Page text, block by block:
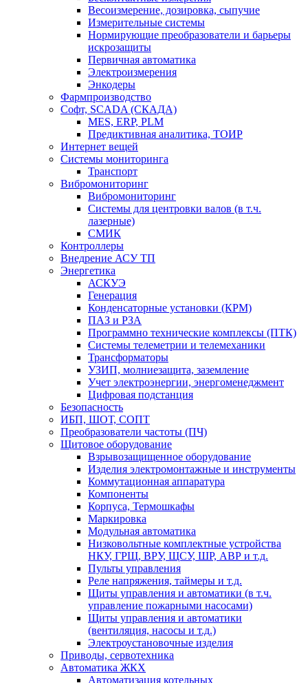
Весоизмерение, дозировка, сыпучие
Измерительные системы
Нормирующие преобразователи и барьеры
искрозащиты
Первичная автоматика
Электроизмерения
Энкодеры
Фармпроизводство
Софт, SCADA (СКАДА)
MES, ERP, PLM
Предиктивная аналитика, ТОИР
Интернет вещей
Системы мониторинга
Транспорт
Вибромониторинг
Вибромониторинг
Системы для центровки валов (в т.ч.
лазерные)
СМИК
Контроллеры
Внедрение АСУ ТП
Энергетика
АСКУЭ
Генерация
Конденсаторные установки (КРМ)
ПАЗ и РЗА
Программно технические комплексы (ПТК)
Системы телеметрии и телемеханики
Трансформаторы
УЗИП, молниезащита, заземление
Учет электроэнергии, энергоменеджмент
Цифровая подстанция
Безопасность
ИБП, ШОТ, СОПТ
Преобразователи частоты (ПЧ)
Щитовое оборудование
Взрывозащищенное оборудование
Изделия электромонтажные и инструменты
Коммутационная аппаратура
Компоненты
Корпуса, Термошкафы
Маркировка
Модульная автоматика
Низковольтные комплектные устройства
НКУ, ГРЩ, ВРУ, ЩСУ, ШР, АВР и т.д.
Пульты управления
Реле напряжения, таймеры и т.д.
Щиты управления и автоматики (в т.ч.
управление пожарными насосами)
Щиты управления и автоматики
(вентиляция, насосы и т.д.)
Электроустановочные изделия
Приводы, сервотехника
Автоматика ЖКХ
Автоматизация котельных